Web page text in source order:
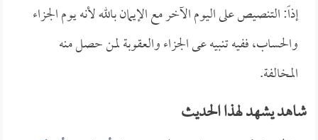
إذاً: التنصيص على اليوم الآخر مع الإيمان بالله لأنه يوم الجزاء
والحساب، ففيه تنبيه عى الجزاء والعقوبة لمن حصل منه
المخالفة.
شاهد يشهد لهذا الحديث